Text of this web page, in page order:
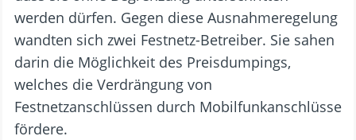
werden dürfen. Gegen diese Ausnahmeregelung
wandten sich zwei Festnetz-Betreiber. Sie sahen
darin die Möglichkeit des Preisdumpings,
welches die Verdrängung von
Festnetzanschlüssen durch Mobilfunkanschlüsse
fördere.